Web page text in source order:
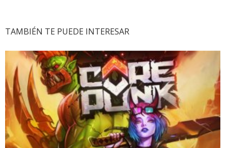
TAMBIÉN TE PUEDE INTERESAR